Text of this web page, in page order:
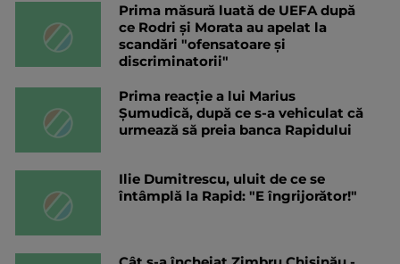
Prima măsură luată de UEFA după
ce Rodri și Morata au apelat la
scandări "ofensatoare și
discriminatorii"
Prima reacție a lui Marius
Șumudică, după ce s-a vehiculat că
urmează să preia banca Rapidului
Ilie Dumitrescu, uluit de ce se
întâmplă la Rapid: "E îngrijorător!"